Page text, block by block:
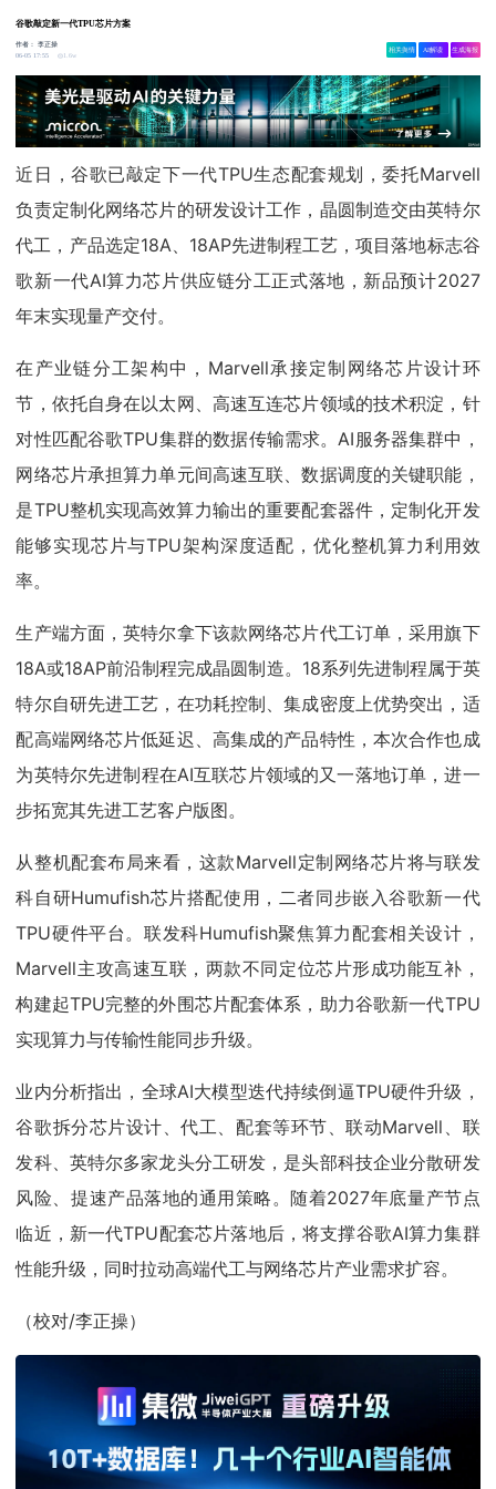
谷歌敲定新一代TPU芯片方案
作者：李正操
06-05 17:55
1.6w
相关舆情 AI解读 生成海报
近日，谷歌已敲定下一代TPU生态配套规划，委托Marvell
负责定制化网络芯片的研发设计工作，晶圆制造交由英特尔
代工，产品选定18A、18AP先进制程工艺，项目落地标志谷
歌新一代AI算力芯片供应链分工正式落地，新品预计2027
年末实现量产交付。
在产业链分工架构中，Marvell承接定制网络芯片设计环
节，依托自身在以太网、高速互连芯片领域的技术积淀，针
对性匹配谷歌TPU集群的数据传输需求。AI服务器集群中，
网络芯片承担算力单元间高速互联、数据调度的关键职能，
是TPU整机实现高效算力输出的重要配套器件，定制化开发
能够实现芯片与TPU架构深度适配，优化整机算力利用效
率。
生产端方面，英特尔拿下该款网络芯片代工订单，采用旗下
18A或18AP前沿制程完成晶圆制造。18系列先进制程属于英
特尔自研先进工艺，在功耗控制、集成密度上优势突出，适
配高端网络芯片低延迟、高集成的产品特性，本次合作也成
为英特尔先进制程在AI互联芯片领域的又一落地订单，进一
步拓宽其先进工艺客户版图。
从整机配套布局来看，这款Marvell定制网络芯片将与联发
科自研Humufish芯片搭配使用，二者同步嵌入谷歌新一代
TPU硬件平台。联发科Humufish聚焦算力配套相关设计，
Marvell主攻高速互联，两款不同定位芯片形成功能互补，
构建起TPU完整的外围芯片配套体系，助力谷歌新一代TPU
实现算力与传输性能同步升级。
业内分析指出，全球AI大模型迭代持续倒逼TPU硬件升级，
谷歌拆分芯片设计、代工、配套等环节、联动Marvell、联
发科、英特尔多家龙头分工研发，是头部科技企业分散研发
风险、提速产品落地的通用策略。随着2027年底量产节点
临近，新一代TPU配套芯片落地后，将支撑谷歌AI算力集群
性能升级，同时拉动高端代工与网络芯片产业需求扩容。
（校对/李正操）